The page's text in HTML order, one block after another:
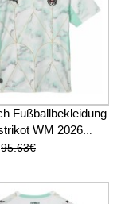
Fußballbekleidung
WM 2026
95.63€